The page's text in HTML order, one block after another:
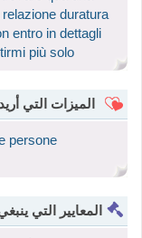
duratura
entro in dettagli
più solo
الميزات التي
persone
المعايير التي